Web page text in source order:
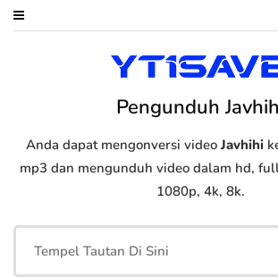
Pengunduh
Anda dapat mengonversi videoJavhihi
mp3 dan mengunduh video dalam hd,
1080p, 4k, 8k.